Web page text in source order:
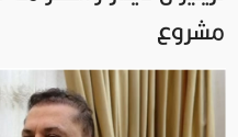
مشروع